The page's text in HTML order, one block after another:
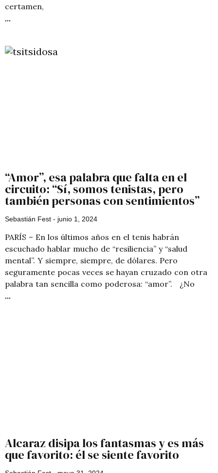
certamen,
“Amor”, esa palabra que falta en el
circuito: “Sí, somos tenistas, pero
también personas con sentimientos”
Sebastián Fest junio 1, 2024
PARÍS – En los últimos años en el tenis habrán
escuchado hablar mucho de “resiliencia” y “salud
mental”. Y siempre, siempre, de dólares. Pero
seguramente pocas veces se hayan cruzado con otra
palabra tan sencilla como poderosa: “amor”. ¿No
Alcaraz disipa los fantasmas y es más
que favorito: él se siente favorito